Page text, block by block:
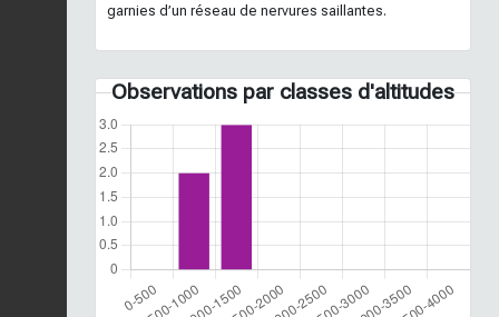
garnies d’un réseau de nervures saillantes.
Observations par classes d'altitudes